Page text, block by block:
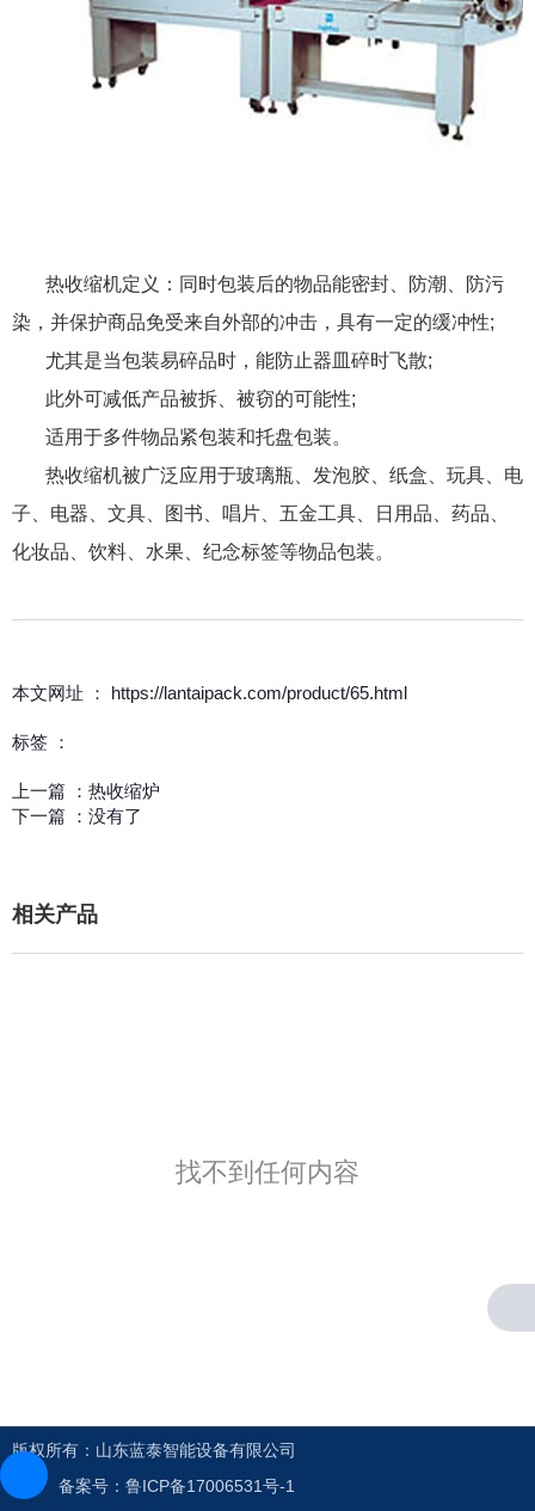
热收缩机定义：同时包装后的物品能密封、防潮、防污
染，并保护商品免受来自外部的冲击，具有一定的缓冲性;
尤其是当包装易碎品时，能防止器皿碎时飞散;
此外可减低产品被拆、被窃的可能性;
适用于多件物品紧包装和托盘包装。
热收缩机被广泛应用于玻璃瓶、发泡胶、纸盒、玩具、电
子、电器、文具、图书、唱片、五金工具、日用品、药品、
化妆品、饮料、水果、纪念标签等物品包装。
本文网址 ： https://lantaipack.com/product/65.html
标签 ：
上一篇 ： 热收缩炉
下一篇 ： 没有了
相关产品
找不到任何内容
走进蓝泰
版权所有：山东蓝泰智能设备有限公司
备案号：鲁ICP备17006531号-1